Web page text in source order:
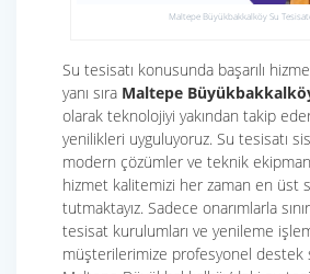
Maltepe Büyükbakkalköy Su
Su tesisatı konusunda başarılı
yanı sıra Maltepe Büyükbakkalköy
olarak teknolojiyi yakından takip
yenilikleri uyguluyoruz. Su tesisatı
modern çözümler ve teknik
hizmet kalitemizi her zaman en üst
tutmaktayız. Sadece onarımlarla
tesisat kurulumları ve yenileme
müşterilerimize profesyonel destek